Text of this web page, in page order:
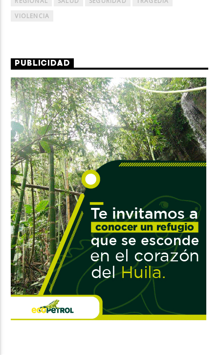
VIOLENCIA
PUBLICIDAD